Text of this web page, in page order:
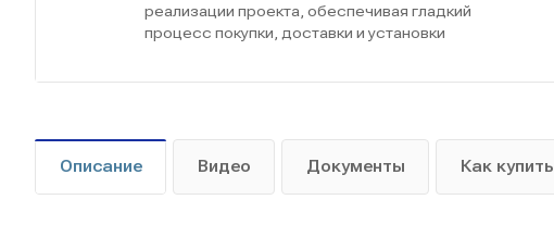
реализации проекта, обеспечивая гладкий
процесс покупки, доставки и установки
Описание Видео Документы Как купить